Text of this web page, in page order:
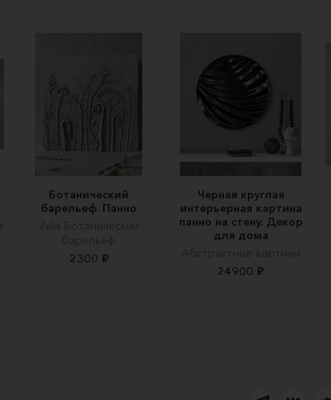
Ботанический
барельеф. Панно
Zela Ботанический
барельеф
2300 ₽
Черная круглая
интерьерная картина
панно на стену. Декор
для дома
Абстрактные картины
24900 ₽